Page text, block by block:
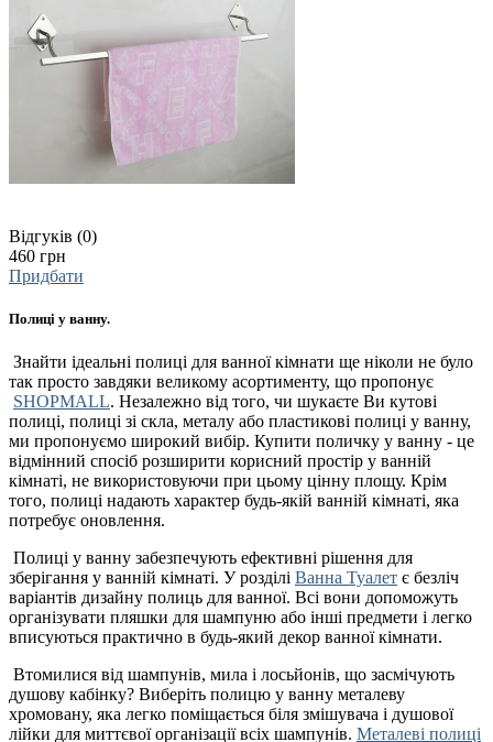
Відгуків (0)
460 грн
Придбати
Полиці у ванну.
Знайти ідеальні полиці для ванної кімнати ще ніколи не було
так просто завдяки великому асортименту, що пропонує
SHOPMALL. Незалежно від того, чи шукаєте Ви кутові
полиці, полиці зі скла, металу або пластикові полиці у ванну,
ми пропонуємо широкий вибір. Купити поличку у ванну - це
відмінний спосіб розширити корисний простір у ванній
кімнаті, не використовуючи при цьому цінну площу. Крім
того, полиці надають характер будь-якій ванній кімнаті, яка
потребує оновлення.
Полиці у ванну забезпечують ефективні рішення для
зберігання у ванній кімнаті. У розділі Ванна Туалет є безліч
варіантів дизайну полиць для ванної. Всі вони допоможуть
організувати пляшки для шампуню або інші предмети і легко
вписуються практично в будь-який декор ванної кімнати.
Втомилися від шампунів, мила і лосьйонів, що засмічують
душову кабінку? Виберіть полицю у ванну металеву
хромовану, яка легко поміщається біля змішувача і душової
лійки для миттєвої організації всіх шампунів. Металеві полиці